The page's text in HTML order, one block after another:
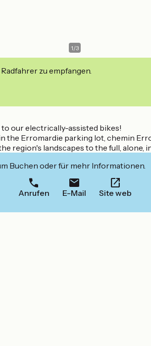
1/3
zu empfangen.
our electrically-assisted bikes!
the Erromardie parking lot, chemin
region's landscapes to the full, alone,
Buchen oder für mehr Informationen.
Anrufen E-Mail Site web